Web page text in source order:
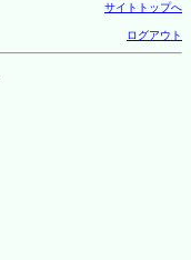
サイトトップへ
ログアウト